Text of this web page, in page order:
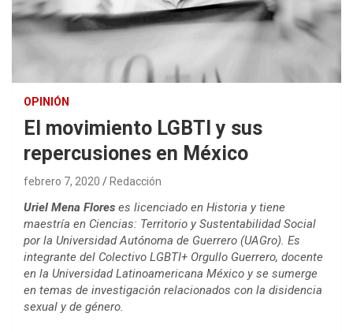
OPINIÓN
El movimiento LGBTI y sus
repercusiones en México
febrero 7, 2020 Redacción
Uriel Mena Flores es licenciado en Historia y tiene
maestría en Ciencias: Territorio y Sustentabilidad Social
por la Universidad Autónoma de Guerrero (UAGro). Es
integrante del Colectivo LGBTI+ Orgullo Guerrero, docente
en la Universidad Latinoamericana México y se sumerge
en temas de investigación relacionados con la disidencia
sexual y de género.